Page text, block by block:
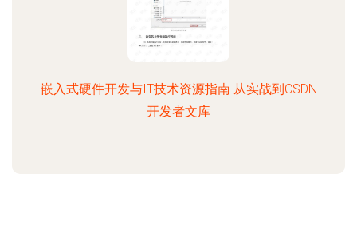
嵌入式硬件开发与IT技术资源指南 从实战到CSDN
开发者文库